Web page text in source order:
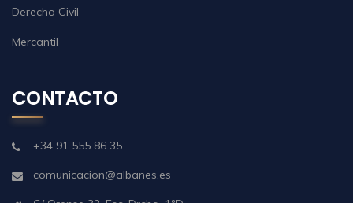
Derecho Civil
Mercantil
CONTACTO
+34 91 555 86 35
comunicacion@albanes.es